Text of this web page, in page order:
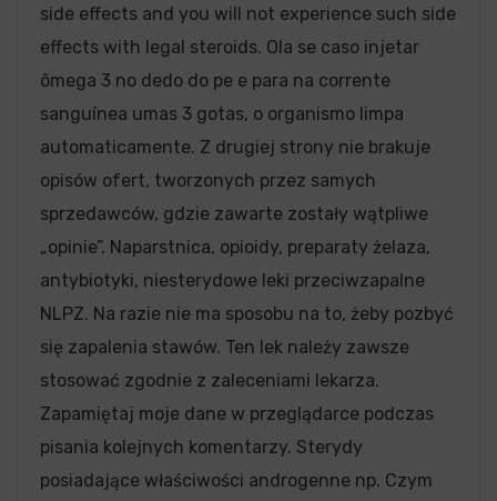
side effects and you will not experience such side
effects with legal steroids. Ola se caso injetar
ômega 3 no dedo do pe e para na corrente
sanguínea umas 3 gotas, o organismo limpa
automaticamente. Z drugiej strony nie brakuje
opisów ofert, tworzonych przez samych
sprzedawców, gdzie zawarte zostały wątpliwe
„opinie”. Naparstnica, opioidy, preparaty żelaza,
antybiotyki, niesterydowe leki przeciwzapalne
NLPZ. Na razie nie ma sposobu na to, żeby pozbyć
się zapalenia stawów. Ten lek należy zawsze
stosować zgodnie z zaleceniami lekarza.
Zapamiętaj moje dane w przeglądarce podczas
pisania kolejnych komentarzy. Sterydy
posiadające właściwości androgenne np. Czym